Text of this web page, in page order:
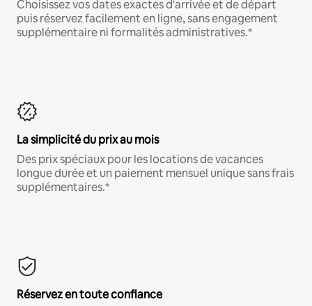
Choisissez vos dates exactes d'arrivée et de départ
puis réservez facilement en ligne, sans engagement
supplémentaire ni formalités administratives.*
La simplicité du prix au mois
Des prix spéciaux pour les locations de vacances
longue durée et un paiement mensuel unique sans frais
supplémentaires.*
Réservez en toute confiance